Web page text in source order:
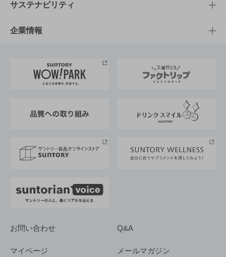
商品発売情報
栄養成分一覧
キャンペーン
工場見学
地域情報
文化・スポーツTOP
サントリーホール
サントリーサンバーズ大阪
サステナビリティ
サステナビリティTOP
サントリーが考えるサステナビリティ経営
企業情報
企業概要
採用情報
お問い合わせ Q&A
マイページ メールマガジン